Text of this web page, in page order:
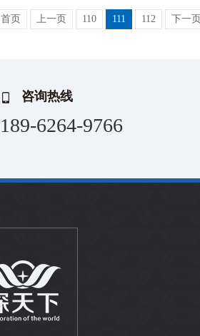
首页 上一页 110 111 112 下一页
咨询热线
189-6264-9766